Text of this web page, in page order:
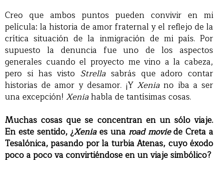
Creo que ambos puntos pueden convivir en mi
película: la historia de amor fraternal y el reflejo de la
crítica situación de la inmigración de mi país. Por
supuesto la denuncia fue uno de los aspectos
generales cuando el proyecto me vino a la cabeza,
pero si has visto Strella sabrás que adoro contar
historias de amor y desamor. ¡YXenia no iba a ser
una excepción! Xeniahabla de tantísimas cosas.
Muchas cosas que se concentran en un sólo viaje.
En este sentido, ¿Xeniaes una road moviede Creta a
Tesalónica, pasando por la turbia Atenas, cuyo éxodo
poco a poco va convirtiéndose en un viaje simbólico?